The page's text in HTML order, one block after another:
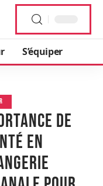
S’équiper
de
en